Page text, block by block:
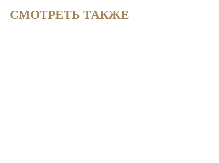
СМОТРЕТЬ ТАКЖЕ